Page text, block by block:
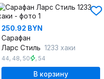
250.92 BYN
Сарафан
Ларс Стиль 1233 хаки
44, 48, 50 , 54
В корзину